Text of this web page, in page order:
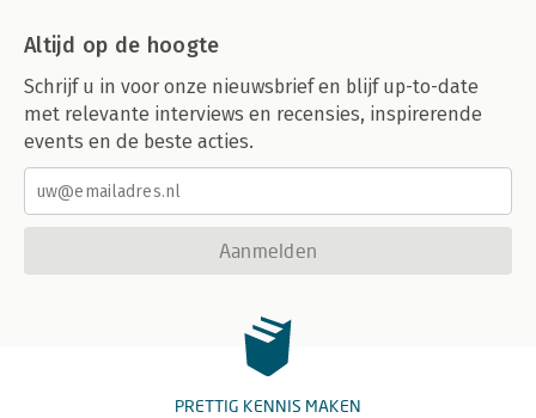
Altijd op de hoogte
Schrijf u in voor onze nieuwsbrief en blijf up-to-date
met relevante interviews en recensies, inspirerende
events en de beste acties.
Aanmelden
PRETTIG KENNIS MAKEN